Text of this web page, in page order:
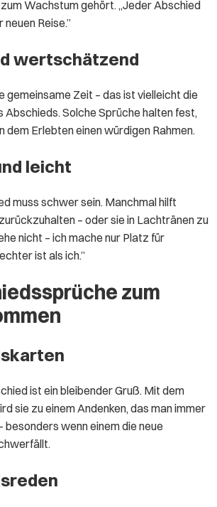
Wachstum gehört. „Jeder Abschied
Reise.”
wertschätzend
gemeinsame Zeit – das ist vielleicht die
Abschieds. Solche Sprüche halten fest,
dem Erlebten einen würdigen Rahmen.
leicht
muss schwer sein. Manchmal hilft
– oder sie in Lachtränen zu
nicht – ich mache nur Platz für
ist als ich.”
zum
ist ein bleibender Gruß. Mit dem
sie zu einem Andenken, das man immer
wenn einem die neue